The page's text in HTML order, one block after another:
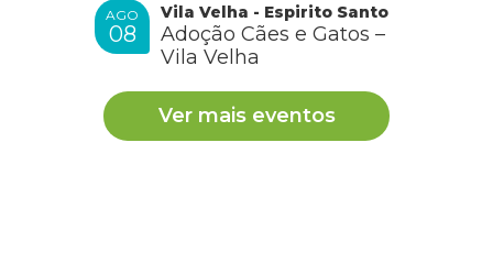
AGO
08
Vila Velha - Espirito Santo
Adoção Cães e Gatos –
Vila Velha
Ver mais eventos